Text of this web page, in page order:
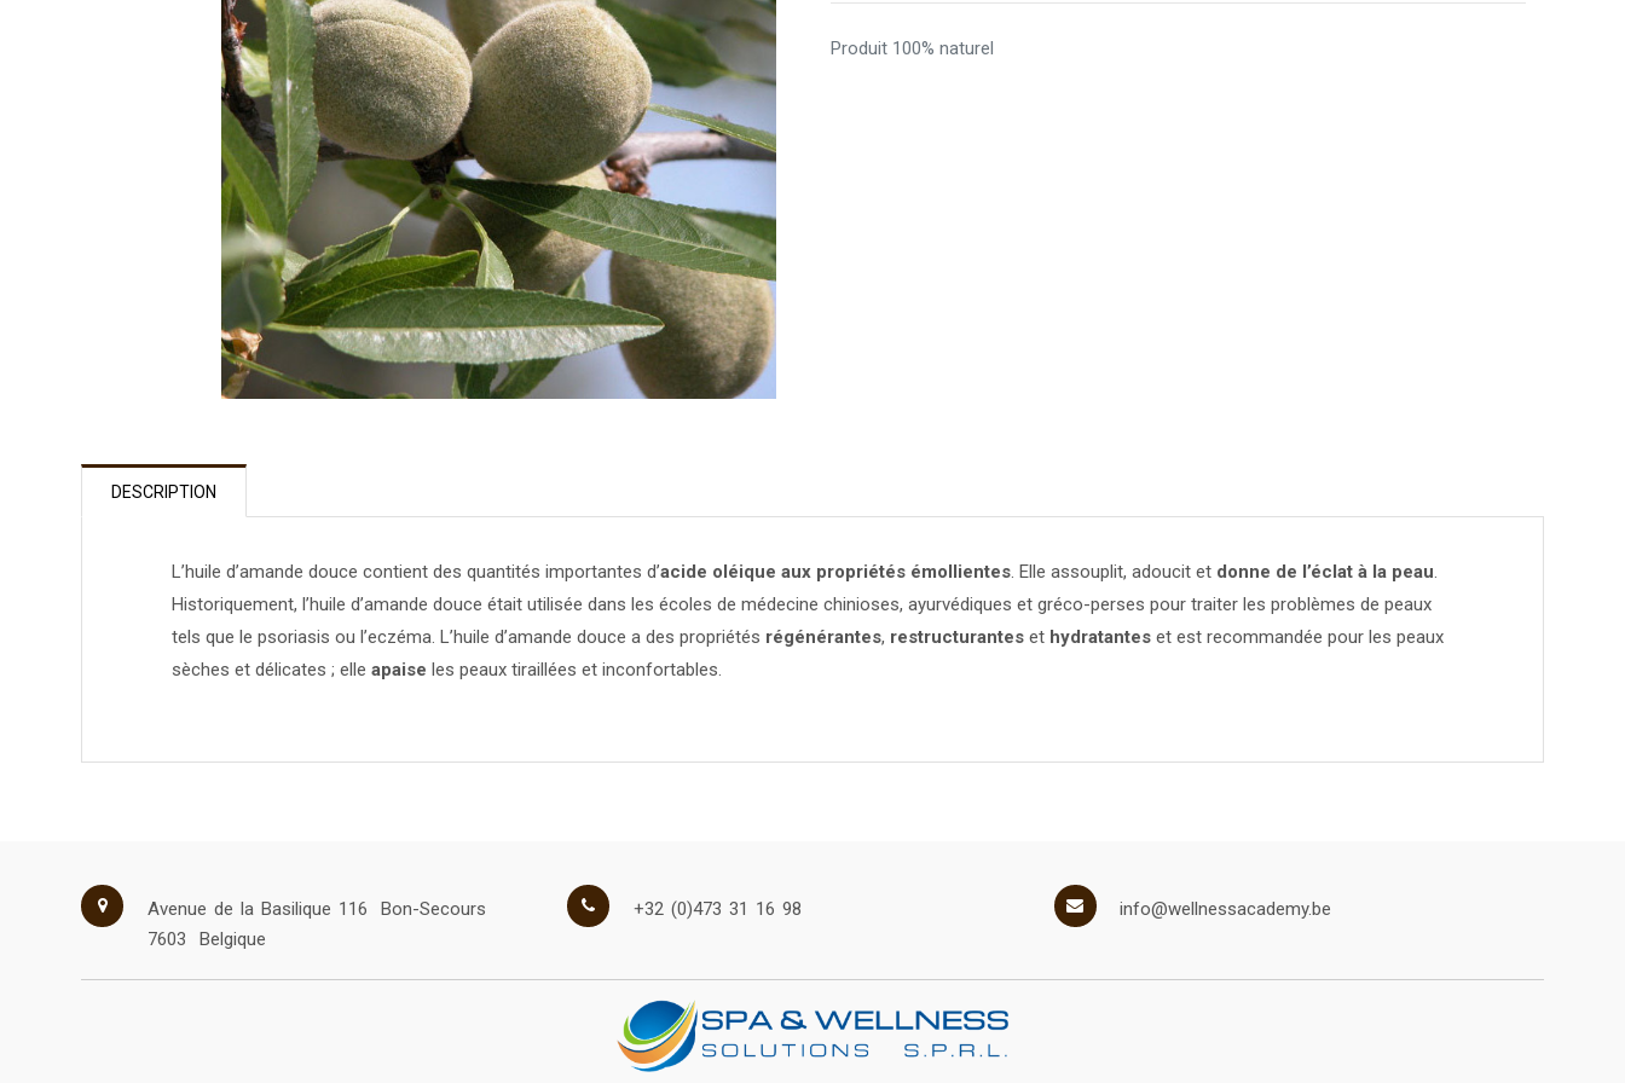
Produit 100% naturel
DESCRIPTION
L’huile d’amande douce contient des quantités importantes d’acide oléique aux propriétés émollientes. Elle assouplit, adoucit et donne de l’éclat à la peau.
Historiquement, l’huile d’amande douce était utilisée dans les écoles de médecine chinioses, ayurvédiques et gréco-perses pour traiter les problèmes de peaux
tels que le psoriasis ou l’eczéma. L’huile d’amande douce a des propriétés régénérantes, restructurantes et hydratantes et est recommandée pour les peaux
sèches et délicates ; elleapaise les peaux tiraillées et inconfortables.
Avenue de la Basilique 116
Bon-Secours
7603
Belgique
+32 (0)473 31 16 98 info@wellnessacademy.be